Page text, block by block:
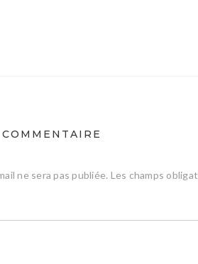
ne sera pas publiée. Les champs